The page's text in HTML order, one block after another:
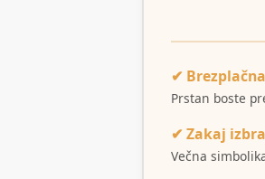
✔
Prstan boste
✔ Zakaj
Večna